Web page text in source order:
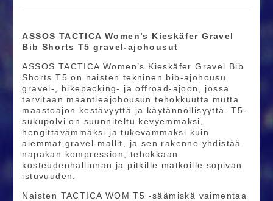
ASSOS TACTICA Women’s Kieskäfer Gravel
Bib Shorts T5 gravel-ajohousut
ASSOS TACTICA Women’s Kieskäfer Gravel Bib
Shorts T5 on naisten tekninen bib-ajohousu
gravel-, bikepacking- ja offroad-ajoon, jossa
tarvitaan maantieajohousun tehokkuutta mutta
maastoajon kestävyyttä ja käytännöllisyyttä. T5-
sukupolvi on suunniteltu kevyemmäksi,
hengittävämmäksi ja tukevammaksi kuin
aiemmat gravel-mallit, ja sen rakenne yhdistää
napakan kompression, tehokkaan
kosteudenhallinnan ja pitkille matkoille sopivan
istuvuuden.
Naisten TACTICA WOM T5 -säämiskä vaimentaa